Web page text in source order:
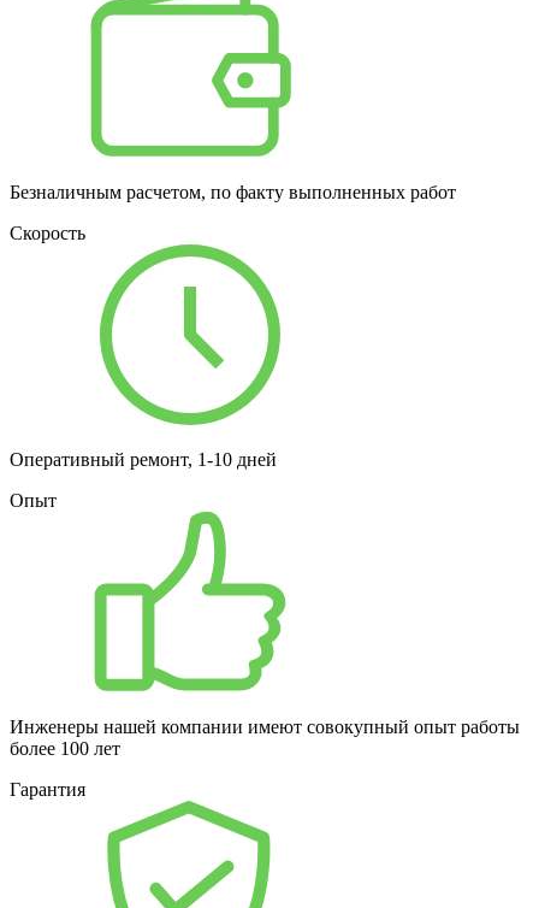
Безналичным расчетом, по факту выполненных работ
Скорость
Оперативный ремонт, 1-10 дней
Опыт
Инженеры нашей компании имеют совокупный опыт работы
более 100 лет
Гарантия